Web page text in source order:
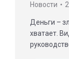
Новости
Деньги –
хватает.